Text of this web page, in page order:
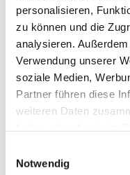
personalisieren,
zu können und die
analysieren.
Verwendung unserer
soziale Medien,
Partner führen diese
weiteren Daten
Notwendig
Achilles
In the case of AT, various
one another, since these
pathogenesis and therapy: